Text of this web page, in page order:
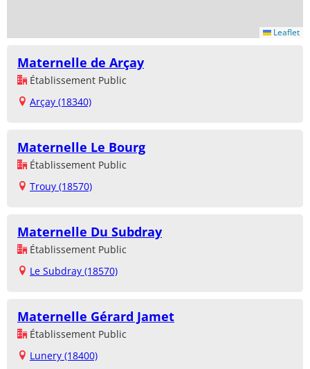
Leaflet
Maternelle de Arçay
Établissement Public
Arçay (18340)
Maternelle Le Bourg
Établissement Public
Trouy (18570)
Maternelle Du Subdray
Établissement Public
Le Subdray (18570)
Maternelle Gérard Jamet
Établissement Public
Lunery (18400)